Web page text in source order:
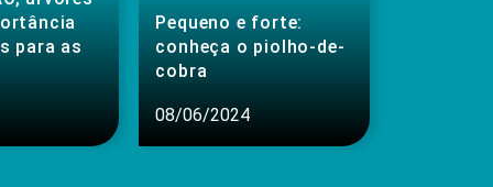
para as
Pequeno e forte:
conheça o piolho-de-
cobra
08/06/2024